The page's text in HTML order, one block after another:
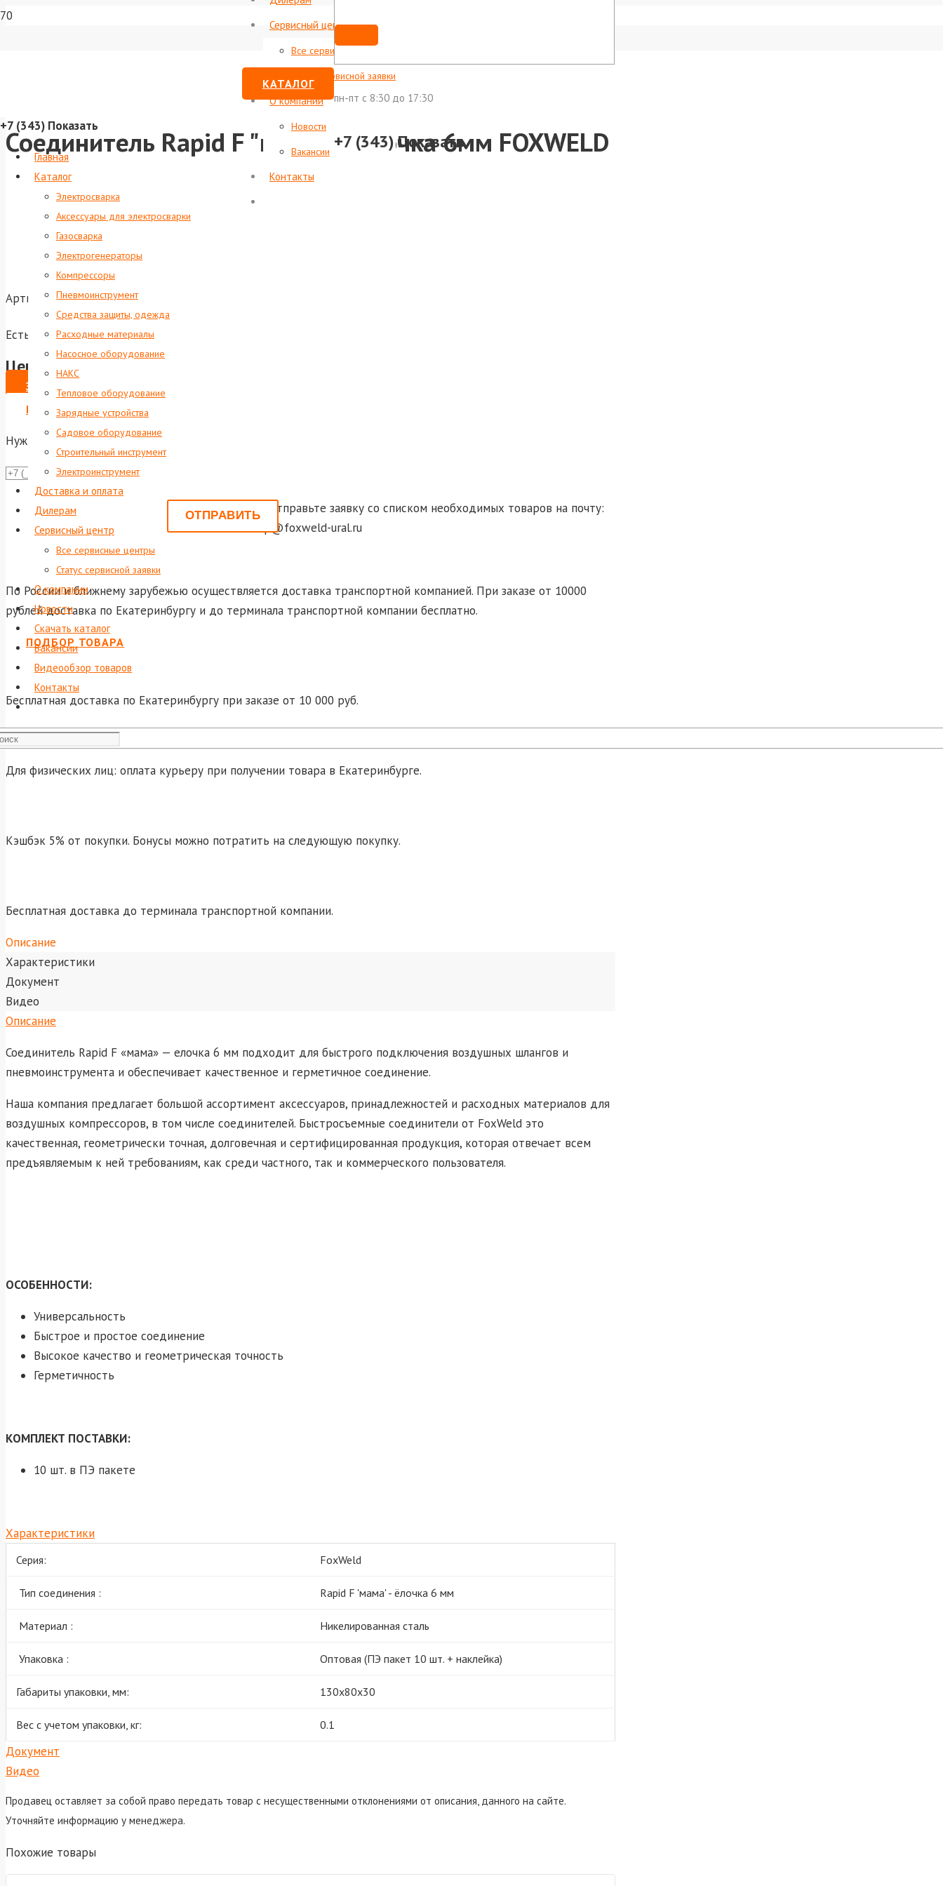
Сервисный центр
Все сервисные центры
Статус сервисной заявки
О компании
Новости
Вакансии
Контакты
КАТАЛОГ
пн-пт c 8:30 до 17:30
+7 (343)Показать
+7 (343) Показать
Главная
Каталог
Электросварка
Аксессуары для электросварки
Газосварка
Электрогенераторы
Компрессоры
Пневмоинструмент
Средства защиты, одежда
Расходные материалы
Насосное оборудование
НАКС
Тепловое оборудование
Зарядные устройства
Садовое оборудование
Строительный инструмент
Электроинструмент
Доставка и оплата
Дилерам
Сервисный центр
Все сервисные центры
Статус сервисной заявки
О компании
Новости
Скачать каталог
Вакансии
Видеообзор товаров
Контакты
Соединитель Rapid F "мама" – ёлочка 6мм FOXWELD
Артикул: foxweld-5128
Есть в наличии
Цена по запросу
ЗАКАЗАТЬ
ВЫПИСАТЬ СЧЕТ НА ЮР. ЛИЦО
Нужна консультация?
Или отправьте заявку со списком необходимых товаров на почту:
shop@foxweld-ural.ru
По России и ближнему зарубежью осуществляется доставка транспортной компанией. При заказе от 10000
рублей доставка по Екатеринбургу и до терминала транспортной компании бесплатно.
ПОДБОР ТОВАРА
Бесплатная доставка по Екатеринбургу при заказе от 10 000 руб.
Для физических лиц: оплата курьеру при получении товара в Екатеринбурге.
Кэшбэк 5% от покупки. Бонусы можно потратить на следующую покупку.
Бесплатная доставка до терминала транспортной компании.
Описание
Характеристики
Документ
Видео
Описание
Соединитель Rapid F «мама» — елочка 6 мм подходит для быстрого подключения воздушных шлангов и
пневмоинструмента и обеспечивает качественное и герметичное соединение.
Наша компания предлагает большой ассортимент аксессуаров, принадлежностей и расходных материалов для
воздушных компрессоров, в том числе соединителей. Быстросъемные соединители от FoxWeld это
качественная, геометрически точная, долговечная и сертифицированная продукция, которая отвечает всем
предъявляемым к ней требованиям, как среди частного, так и коммерческого пользователя.
ОСОБЕННОСТИ:
Универсальность
Быстрое и простое соединение
Высокое качество и геометрическая точность
Герметичность
КОМПЛЕКТ ПОСТАВКИ:
10 шт. в ПЭ пакете
Характеристики
Серия: FoxWeld
Тип соединения : Rapid F 'мама' - ёлочка 6 мм
Материал : Никелированная сталь
Упаковка : Оптовая (ПЭ пакет 10 шт. + наклейка)
Габариты упаковки, мм: 130х80х30
Вес с учетом упаковки, кг: 0.1
Документ
Видео
Продавец оставляет за собой право передать товар с несущественными отклонениями от описания, данного на сайте.
Уточняйте информацию у менеджера.
Похожие товары